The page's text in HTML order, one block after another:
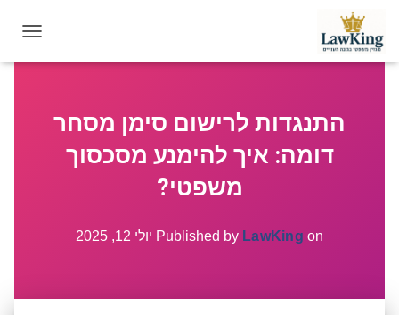
O
התנגדות לרישום סימן מסחר
דומה: איך להימנע מסכסוך
משפטי?
Published by LawKing on יולי 12, 2025